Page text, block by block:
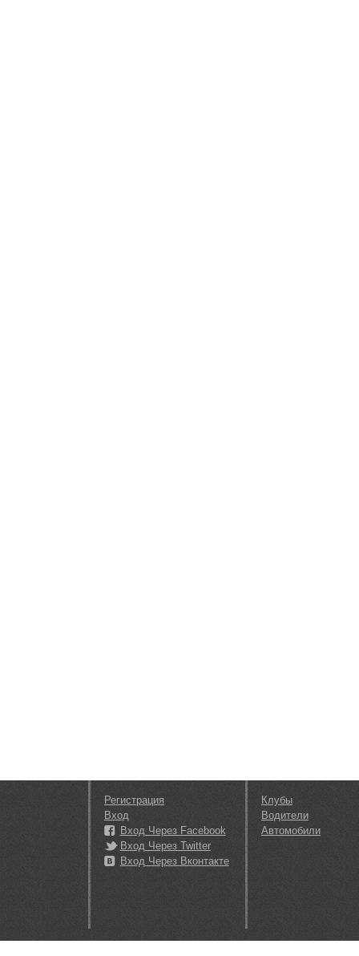
Регистрация
Вход
Вход Через Facebook
Вход Через Twitter
Вход Через Вконтакте
Клубы
Водители
Автомобили